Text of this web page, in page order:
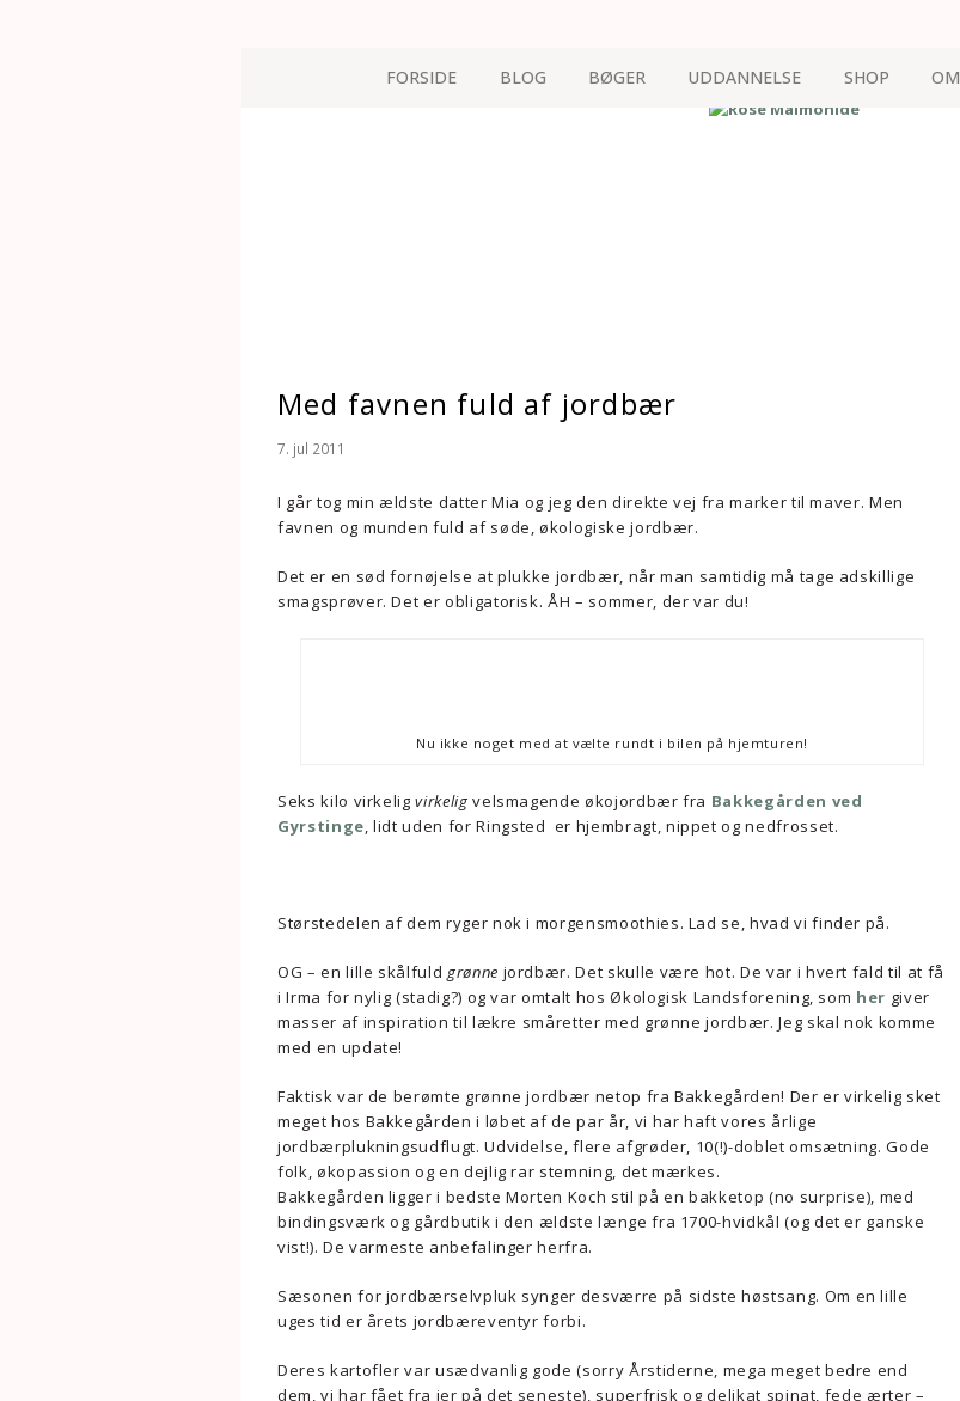
FORSIDE BLOG BØGER UDDANNELSE SHOP OM
Med favnen fuld af jordbær
7. jul 2011
I går tog min ældste datter Mia og jeg den direkte vej fra marker til maver. Men
favnen og munden fuld af søde, økologiske jordbær.
Det er en sød fornøjelse at plukke jordbær, når man samtidig må tage adskillige
smagsprøver. Det er obligatorisk. ÅH – sommer, der var du!
Nu ikke noget med at vælte rundt i bilen på hjemturen!
Seks kilo virkelig virkelig velsmagende økojordbær fra Bakkegården ved
Gyrstinge, lidt uden for Ringsted er hjembragt, nippet og nedfrosset.
Størstedelen af dem ryger nok i morgensmoothies. Lad se, hvad vi finder på.
OG – en lille skålfuld grønne jordbær. Det skulle være hot. De var i hvert fald til at få
i Irma for nylig (stadig?) og var omtalt hos Økologisk Landsforening, som her giver
masser af inspiration til lækre småretter med grønne jordbær. Jeg skal nok komme
med en update!
Faktisk var de berømte grønne jordbær netop fra Bakkegården! Der er virkelig sket
meget hos Bakkegården i løbet af de par år, vi har haft vores årlige
jordbærplukningsudflugt. Udvidelse, flere afgrøder, 10(!)-doblet omsætning. Gode
folk, økopassion og en dejlig rar stemning, det mærkes.
Bakkegården ligger i bedste Morten Koch stil på en bakketop (no surprise), med
bindingsværk og gårdbutik i den ældste længe fra 1700-hvidkål (og det er ganske
vist!). De varmeste anbefalinger herfra.
Sæsonen for jordbærselvpluk synger desværre på sidste høstsang. Om en lille
uges tid er årets jordbæreventyr forbi.
Deres kartofler var usædvanlig gode (sorry Årstiderne, mega meget bedre end
dem, vi har fået fra jer på det seneste), superfrisk og delikat spinat, fede ærter –